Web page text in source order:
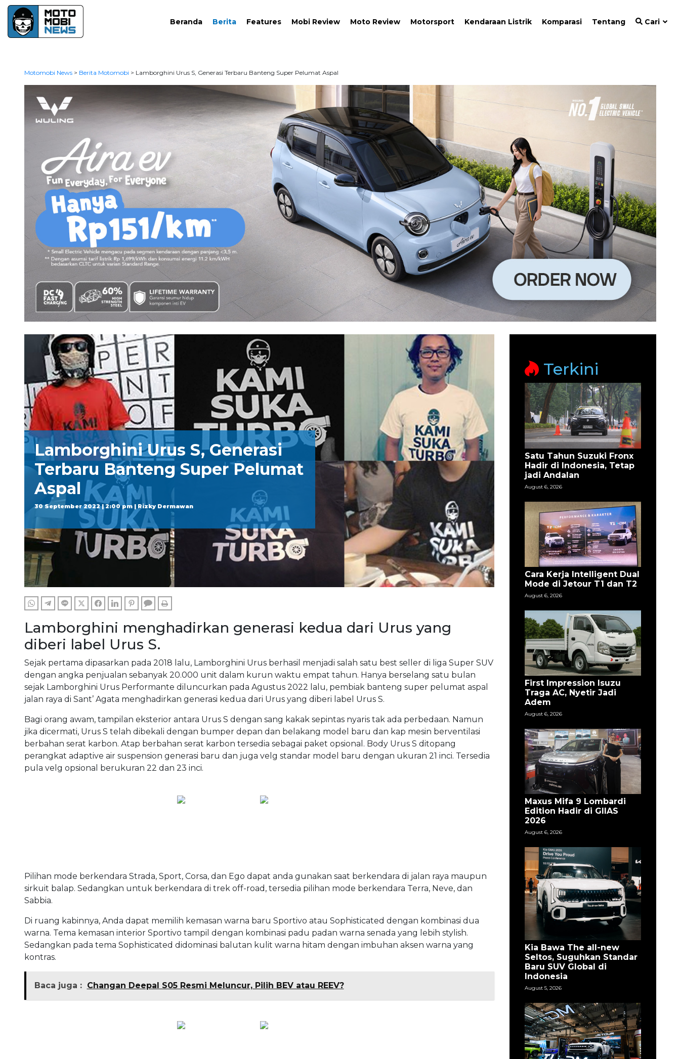
Beranda Berita Features Mobi Review Moto Review Motorsport Kendaraan Listrik Komparasi Tentang Cari
Motomobi News> Berita Motomobi > Lamborghini Urus S, Generasi Terbaru Banteng Super Pelumat Aspal
Lamborghini Urus S, Generasi
Terbaru Banteng Super Pelumat
Aspal
30 September 2022 | 2:00 pm | Rizky Dermawan
WHATSAPPTELEGRAM
LINE TWITTERFACEBOOKLINKEDINPINTERESTCOMMENTS
Lamborghini menghadirkan generasi kedua dari Urus yang
diberi label Urus S.
Sejak pertama dipasarkan pada 2018 lalu, Lamborghini Urus berhasil menjadi salah satu best seller di liga Super SUV
dengan angka penjualan sebanyak 20.000 unit dalam kurun waktu empat tahun. Hanya berselang satu bulan
sejak Lamborghini Urus Performante diluncurkan pada Agustus 2022 lalu, pembiak banteng super pelumat aspal
jalan raya di Sant’ Agata menghadirkan generasi kedua dari Urus yang diberi label Urus S.
Bagi orang awam, tampilan eksterior antara Urus S dengan sang kakak sepintas nyaris tak ada perbedaan. Namun
jika dicermati, Urus S telah dibekali dengan bumper depan dan belakang model baru dan kap mesin berventilasi
berbahan serat karbon. Atap berbahan serat karbon tersedia sebagai paket opsional. Body Urus S ditopang
perangkat adaptive air suspension generasi baru dan juga velg standar model baru dengan ukuran 21 inci. Tersedia
pula velg opsional berukuran 22 dan 23 inci.
Pilihan mode berkendara Strada, Sport, Corsa, dan Ego dapat anda gunakan saat berkendara di jalan raya maupun
sirkuit balap. Sedangkan untuk berkendara di trek off-road, tersedia pilihan mode berkendara Terra, Neve, dan
Sabbia.
Di ruang kabinnya, Anda dapat memilih kemasan warna baru Sportivo atau Sophisticated dengan kombinasi dua
warna. Tema kemasan interior Sportivo tampil dengan kombinasi padu padan warna senada yang lebih stylish.
Sedangkan pada tema Sophisticated didominasi balutan kulit warna hitam dengan imbuhan aksen warna yang
kontras.
Baca juga : Changan Deepal S05 Resmi Meluncur, Pilih BEV atau REEV?
Terkini
Satu Tahun Suzuki Fronx
Hadir di Indonesia, Tetap
jadi Andalan
August 6, 2026
Cara Kerja Intelligent Dual
Mode di Jetour T1 dan T2
August 6, 2026
First Impression Isuzu
Traga AC, Nyetir Jadi
Adem
August 6, 2026
Maxus Mifa 9 Lombardi
Edition Hadir di GIIAS
2026
August 6, 2026
Kia Bawa The all-new
Seltos, Suguhkan Standar
Baru SUV Global di
Indonesia
August 5, 2026